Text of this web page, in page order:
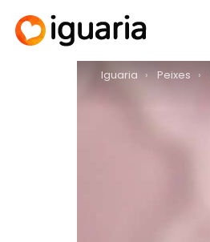
You are here:
Iguaria Peixes